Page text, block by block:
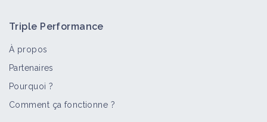
Triple Performance
À propos
Partenaires
Pourquoi ?
Comment ça fonctionne ?